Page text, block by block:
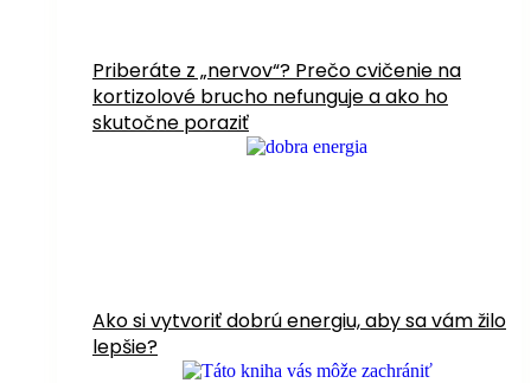
Priberáte z „nervov“? Prečo cvičenie na
kortizolové brucho nefunguje a ako ho
skutočne poraziť
Ako si vytvoriť dobrú energiu, aby sa vám žilo
lepšie?